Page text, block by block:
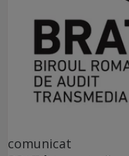
comunicat